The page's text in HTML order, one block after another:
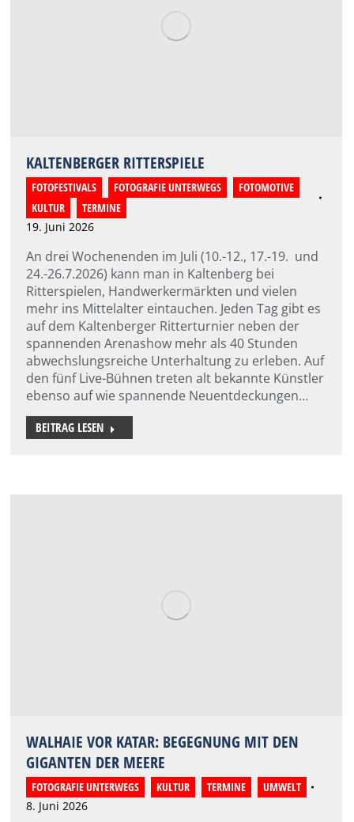
KALTENBERGER RITTERSPIELE
FOTOFESTIVALS FOTOGRAFIE UNTERWEGS FOTOMOTIVE
KULTUR
TERMINE
19. Juni 2026
An drei Wochenenden im Juli (10.-12., 17.-19. und
24.-26.7.2026) kann man in Kaltenberg bei
Ritterspielen, Handwerkermärkten und vielen
mehr ins Mittelalter eintauchen. Jeden Tag gibt es
auf dem Kaltenberger Ritterturnier neben der
spannenden Arenashow mehr als 40 Stunden
abwechslungsreiche Unterhaltung zu erleben. Auf
den fünf Live-Bühnen treten alt bekannte Künstler
ebenso auf wie spannende Neuentdeckungen…
BEITRAG LESEN
WALHAIE VOR KATAR: BEGEGNUNG MIT DEN
GIGANTEN DER MEERE
FOTOGRAFIE UNTERWEGS KULTUR TERMINE
UMWELT
8. Juni 2026